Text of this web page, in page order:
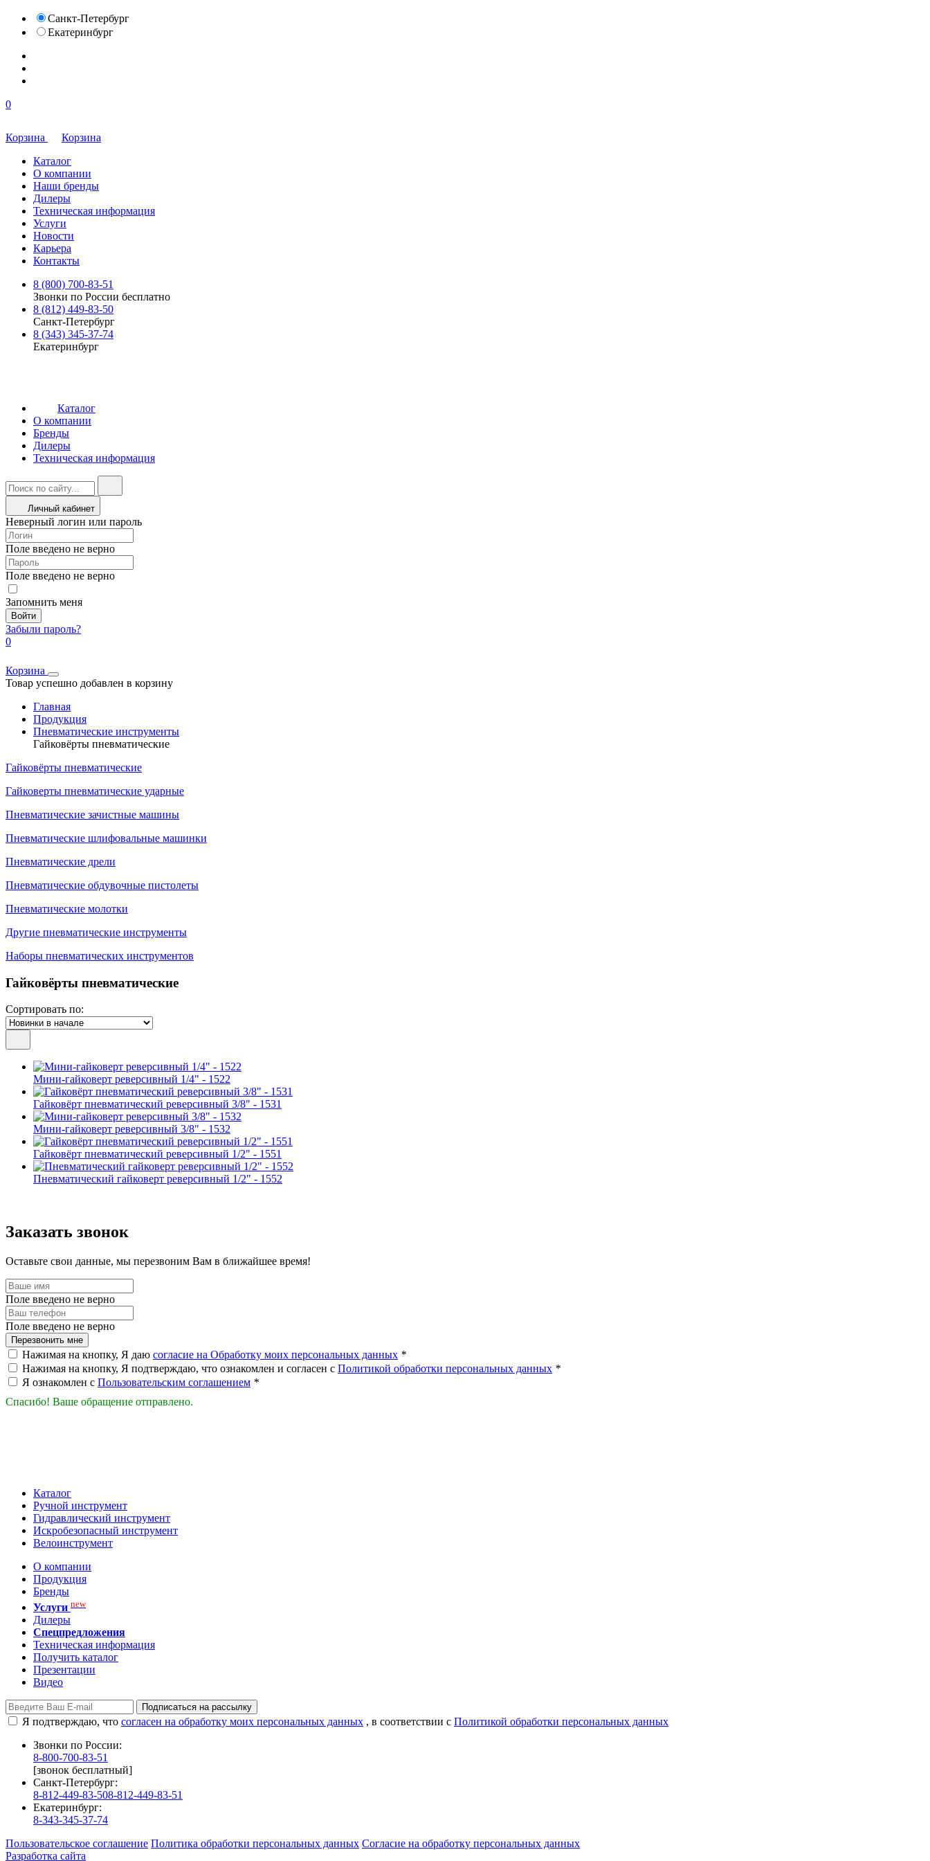
Санкт-Петербург
Екатеринбург
0
Корзина
Корзина
Каталог
О компании
Наши бренды
Дилеры
Техническая информация
Услуги
Новости
Карьера
Контакты
8 (800) 700-83-51
Звонки по России бесплатно
8 (812) 449-83-50
Санкт-Петербург
8 (343) 345-37-74
Екатеринбург
Каталог
О компании
Бренды
Дилеры
Техническая информация
Личный кабинет
Неверный логин или пароль
Поле введено не верно
Поле введено не верно
Запомнить меня
Войти
Забыли пароль?
0
Корзина
Товар успешно добавлен в корзину
Главная
Продукция
Пневматические инструменты
Гайковёрты пневматические
Гайковёрты пневматические
Гайковерты пневматические ударные
Пневматические зачистные машины
Пневматические шлифовальные машинки
Пневматические дрели
Пневматические обдувочные пистолеты
Пневматические молотки
Другие пневматические инструменты
Наборы пневматических инструментов
Гайковёрты пневматические
Сортировать по:
Мини-гайковерт реверсивный 1/4" - 1522
Гайковёрт пневматический реверсивный 3/8" - 1531
Мини-гайковерт реверсивный 3/8" - 1532
Гайковёрт пневматический реверсивный 1/2" - 1551
Пневматический гайковерт реверсивный 1/2" - 1552
Заказать звонок
Оставьте свои данные, мы перезвоним Вам в ближайшее время!
Поле введено не верно
Поле введено не верно
Перезвонить мне
Нажимая на кнопку, Я даю согласие на Обработку моих персональных данных *
Нажимая на кнопку, Я подтверждаю, что ознакомлен и согласен с Политикой обработки персональных данных *
Я ознакомлен с Пользовательским соглашением *
Спасибо! Ваше обращение отправлено.
Каталог
Ручной инструмент
Гидравлический инструмент
Искробезопасный инструмент
Велоинструмент
О компании
Продукция
Бренды
Услуги new
Дилеры
Спецпредложения
Техническая информация
Получить каталог
Презентации
Видео
Подписаться на рассылку
Я подтверждаю, что согласен на обработку моих персональных данных , в соответствии с Политикой обработки персональных данных
Звонки по России:
8-800-700-83-51
[звонок бесплатный]
Санкт-Петербург:
8-812-449-83-508-812-449-83-51
Екатеринбург:
8-343-345-37-74
Пользовательское соглашение Политика обработки персональных данных Согласие на обработку персональных данных
Разработка сайта